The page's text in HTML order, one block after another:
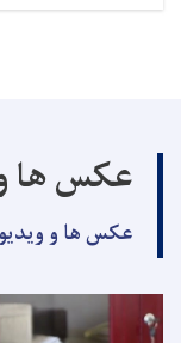
عکس ها
عکس ها و